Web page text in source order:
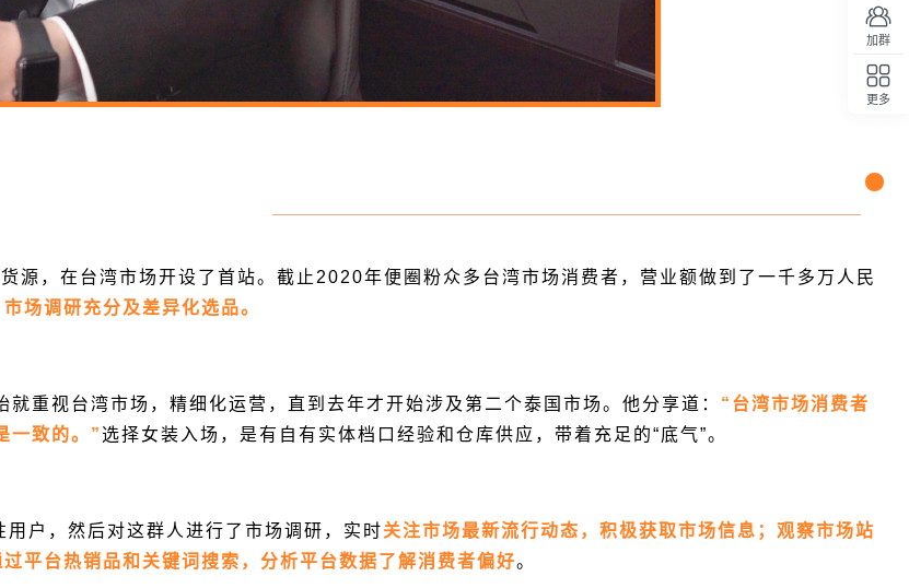
源，在台湾市场开设了首站。截止2020年便圈粉众多台湾市场消费者，营业额做到了一千多万人民
场调研充分及差异化选品。
重视台湾市场，精细化运营，直到去年才开始涉及第二个泰国市场。他分享道： “台湾市场消费者
一致的。”选择女装入场，是有自有实体档口经验和仓库供应，带着充足的“底气”。
户，然后对这群人进行了市场调研，实时关注市场最新流行动态，积极获取市场信息；观察市场站
台热销品和关键词搜索，分析平台数据了解消费者偏好。
加群
更多